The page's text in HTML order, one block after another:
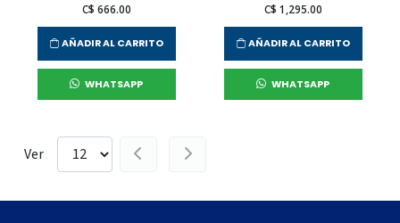
C$ 666.00
AÑADIR AL CARRITO
WHATSAPP
C$ 1,295.00
AÑADIR AL CARRITO
WHATSAPP
Ver